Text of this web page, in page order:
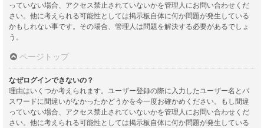
っていない場合、アクセス禁止されていないかを管理人にお問い合わせくだ
さい。他に考えられる可能性としては掲示板自体に何か問題が発生している
かもしれない事です。その場合、管理人は問題を解決する必要があるでしょ
う。
ページトップ
なぜログインできないの？
理由はいくつか考えられます。ユーザー登録の際に入力したユーザー名とパ
スワードに間違いがなかったかどうかを今一度お確かめください。もし間違
っていない場合、アクセス禁止されていないかを管理人にお問い合わせくだ
さい。他に考えられる可能性としては掲示板自体に何か問題が発生している